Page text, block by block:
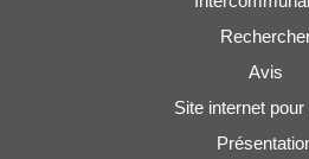
Avis
Site internet